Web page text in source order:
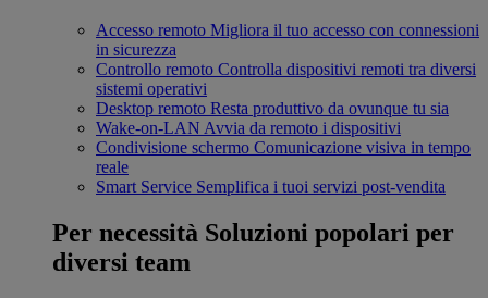
Accesso remoto Migliora il tuo accesso con connessioni
in sicurezza
Controllo remoto Controlla dispositivi remoti tra diversi
sistemi operativi
Desktop remoto Resta produttivo da ovunque tu sia
Wake-on-LAN Avvia da remoto i dispositivi
Condivisione schermo Comunicazione visiva in tempo
reale
Smart Service Semplifica i tuoi servizi post-vendita
Per necessità Soluzioni popolari per
diversi team